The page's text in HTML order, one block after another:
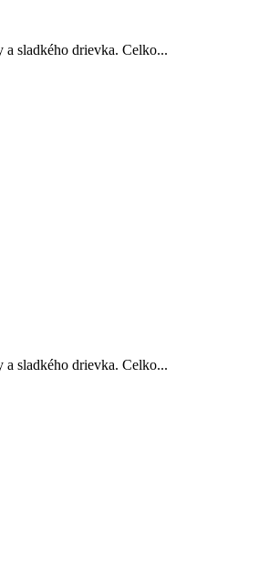
sladkého drievka. Celko...
sladkého drievka. Celko...